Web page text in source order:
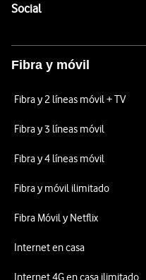
SocialEnlaces a las redes
Fibra y móvil
Fibra y 2 líneas móvil + TV
Fibra y 3 líneas móvil
Fibra y 4 líneas móvil
Fibra y móvil ilimitado
Fibra Móvil y Netflix
Internet en casa
Internet 4G en casa ilimitado